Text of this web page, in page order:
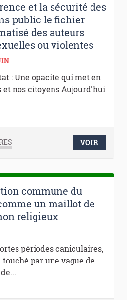
et la sécurité des
public le fichier
des auteurs
ou violentes
: Une opacité qui met en
et nos citoyens Aujourd'hui
VOIR
commune du
un maillot de
religieux
périodes caniculaires,
par une vague de